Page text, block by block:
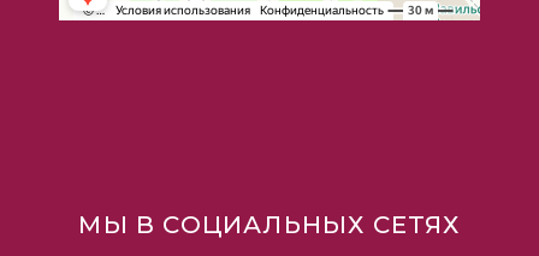
МЫ В СОЦИАЛЬНЫХ СЕТЯХ